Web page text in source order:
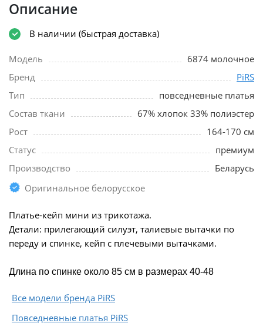
Описание
В наличии (быстрая доставка)
Модель
6874 молочное
Бренд
PiRS
Тип
повседневные платья
Состав ткани
67% хлопок 33% полиэстер
Рост
164-170 см
Статус
премиум
Производство
Беларусь
Оригинальное белорусское
Платье-кейп мини из трикотажа.
Детали: прилегающий силуэт, талиевые вытачки по
переду и спинке, кейп с плечевыми вытачками.
Длина по спинке около 85 см в размерах 40-48
Все модели бренда PiRS
Повседневные платья PiRS